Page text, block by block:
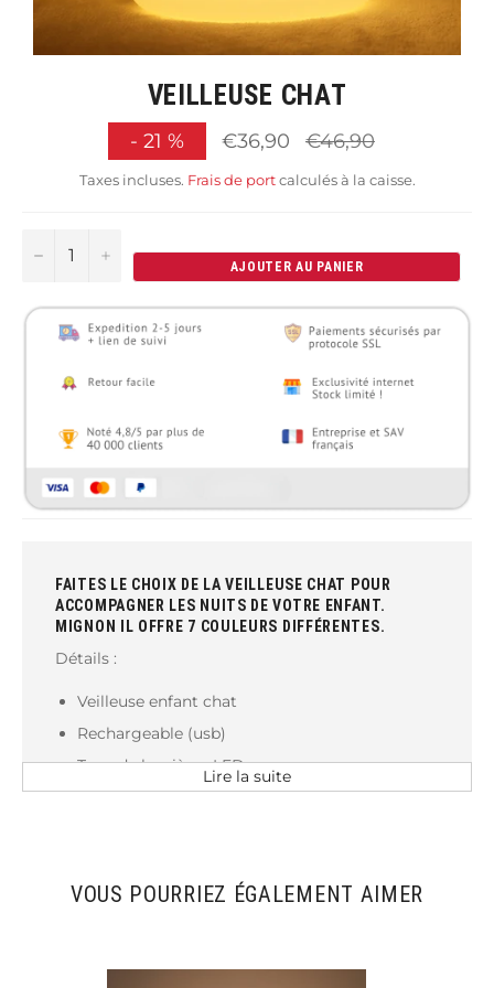
VEILLEUSE CHAT
- 21 % €36,90 Prix
régulier
€46,90
Taxes incluses. Frais de portcalculés à la caisse.
− +
AJOUTER AU PANIER
FAITES LE CHOIX DE LA VEILLEUSE CHAT POUR
ACCOMPAGNER LES NUITS DE VOTRE ENFANT.
MIGNON IL OFFRE 7 COULEURS DIFFÉRENTES.
Détails :
Veilleuse enfant chat
Rechargeable (usb)
Type de lumière : LED
Batterie au lithium
Taille : 9,4 cm x 9,2 cm
Lire la suite
VOUS POURRIEZ ÉGALEMENT AIMER